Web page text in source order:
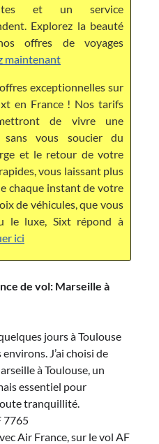
et un service
Explorez la beauté
offres de voyages
maintenant
exceptionnelles sur
en France ! Nos tarifs
de vivre une
sans vous soucier du
et le retour de votre
vous laissant plus
chaque instant de votre
de véhicules, que vous
le luxe, Sixt répond à
ici
de vol: Marseille à
jours à Toulouse
J’ai choisi de
à Toulouse, un
essentiel pour
tranquillité.
7765
Air France, sur le vol AF